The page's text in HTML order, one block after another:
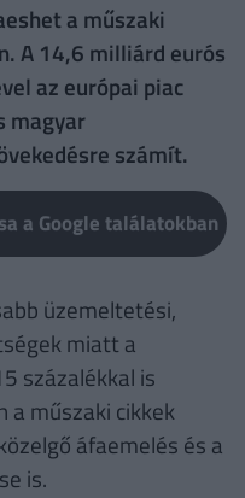
a műszaki
A 14,6 milliárd eurós
az európai piac
magyar
számít.
a Google találatokban
üzemeltetési,
miatt a
százalékkal is
a műszaki cikkek
áfaemelés és a
is.